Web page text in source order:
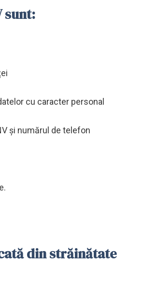
sunt:
cu caracter personal
și numărul de telefon
din străinătate